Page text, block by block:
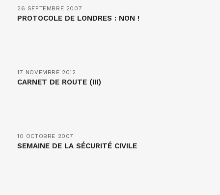
26 SEPTEMBRE 2007
PROTOCOLE DE LONDRES : NON !
17 NOVEMBRE 2012
CARNET DE ROUTE (III)
10 OCTOBRE 2007
SEMAINE DE LA SÉCURITÉ CIVILE